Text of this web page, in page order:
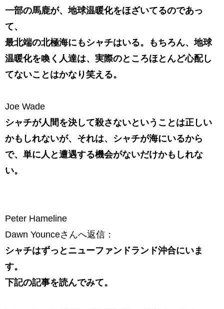
一部の馬鹿が、地球温暖化をほざいてるのであっ
て、
最北端の北極海にもシャチはいる。もちろん、地球
温暖化を喚く人達は、実際のところほとんど心配し
てないことはかなり笑える。
Joe Wade
シャチが人間を決して殺さないということは正しい
かもしれないが、それは、シャチが海にいるから
で、単に人と遭遇する機会がないだけかもしれな
い。
Peter Hameline
Dawn Younceさんへ返信：
シャチはずっとニューファンドランド沖合にいま
す。
下記の記事を読んでみて。